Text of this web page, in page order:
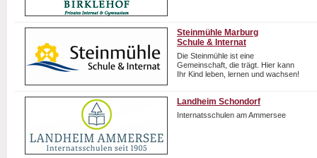
Steinmühle Marburg
Schule & Internat
Die Steinmühle ist eine
Gemeinschaft, die trägt. Hier kann
Ihr Kind leben, lernen und wachsen!
Landheim Schondorf
Internatsschulen am Ammersee